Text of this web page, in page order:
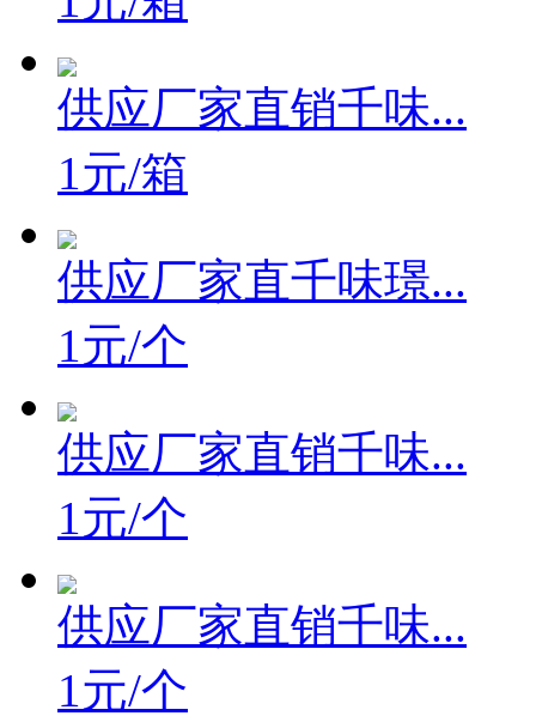
供应厂家直销千味...
1元/箱
供应厂家直千味璟...
1元/个
供应厂家直销千味...
1元/个
供应厂家直销千味...
1元/个